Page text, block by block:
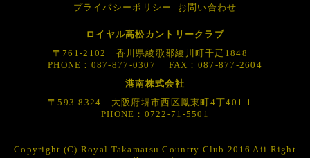
プライバシーポリシー
お問い合わせ
ロイヤル高松カントリークラブ
〒761-2102 香川県綾歌郡綾川町千疋1848
PHONE：087-877-0307 FAX：087-877-2604
港南株式会社
〒593-8324 大阪府堺市西区鳳東町4丁401-1
PHONE：0722-71-5501
Copyright (C) Royal Takamatsu Country Club 2016 Aii Right